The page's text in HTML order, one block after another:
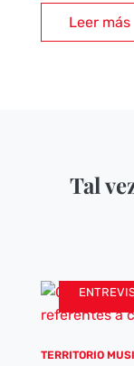
Leer más
Tal
TERRITORIO